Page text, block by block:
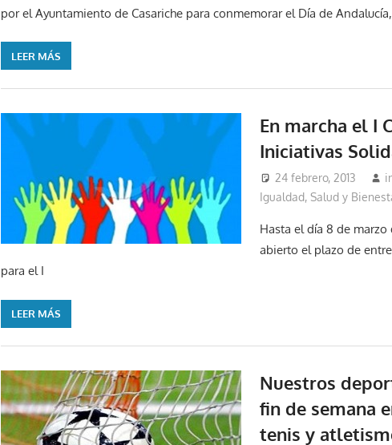
por el Ayuntamiento de Casariche para conmemorar el Día de
LEER MÁS
En marcha el I
Iniciativas
24 febrero, 2013
Igualdad, Salud y
Hasta el día 8 de marzo
abierto el plazo de
para el I
LEER MÁS
Nuestros
fin de semana
tenis y